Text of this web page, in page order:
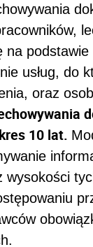
na
usług, do
oraz
10 lat.
wysokości